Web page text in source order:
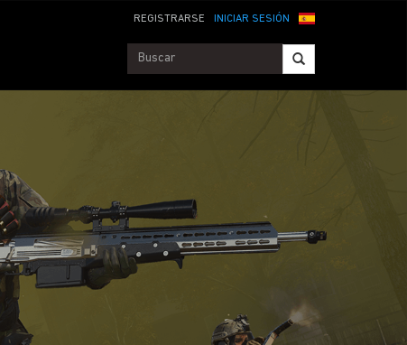
INICIAR SESIÓN
REGISTRARSE